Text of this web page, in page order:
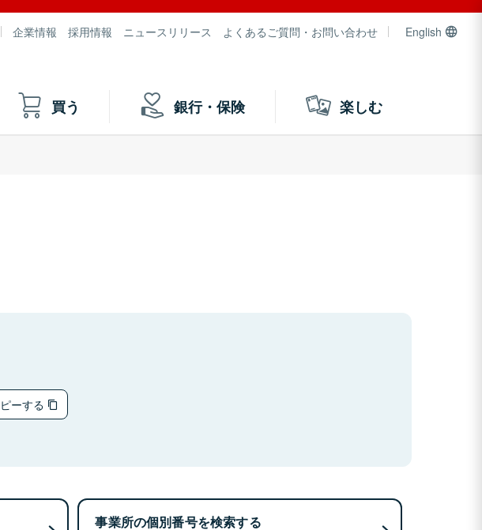
企業情報 採用情報 ニュースリリース よくあるご質問・お問い合わせ English
買う 銀行・保険 楽しむ
ーする
事業所の個別番号を検索する